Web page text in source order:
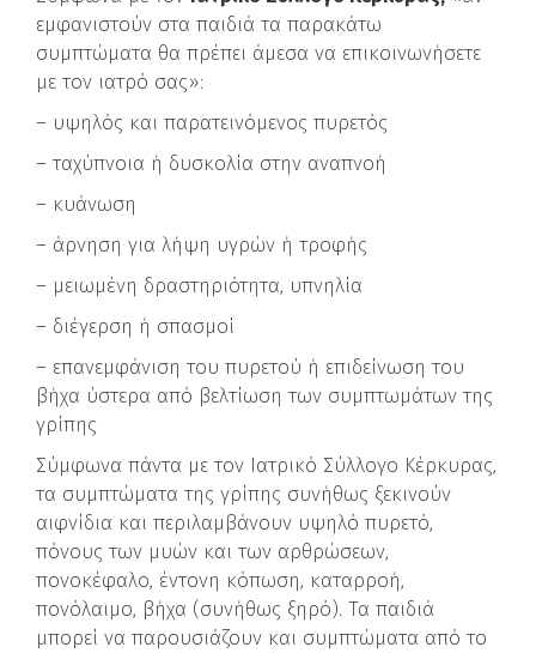
εμφανιστούν στα παιδιά τα παρακάτω
συμπτώματα θα πρέπει άμεσα να επικοινωνήσετε
με τον ιατρό σας»:
– υψηλός και παρατεινόμενος πυρετός
– ταχύπνοια ή δυσκολία στην αναπνοή
– κυάνωση
– άρνηση για λήψη υγρών ή τροφής
– μειωμένη δραστηριότητα, υπνηλία
– διέγερση ή σπασμοί
– επανεμφάνιση του πυρετού ή επιδείνωση του
βήχα ύστερα από βελτίωση των συμπτωμάτων της
γρίπης
Σύμφωνα πάντα με τον Ιατρικό Σύλλογο Κέρκυρας,
τα συμπτώματα της γρίπης συνήθως ξεκινούν
αιφνίδια και περιλαμβάνουν υψηλό πυρετό,
πόνους των μυών και των αρθρώσεων,
πονοκέφαλο, έντονη κόπωση, καταρροή,
πονόλαιμο, βήχα (συνήθως ξηρό). Τα παιδιά
μπορεί να παρουσιάζουν και συμπτώματα από το